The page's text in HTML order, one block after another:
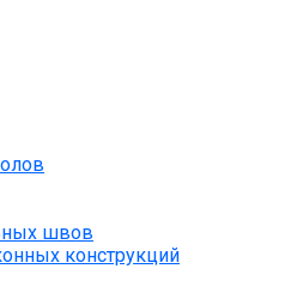
швов
конструкций